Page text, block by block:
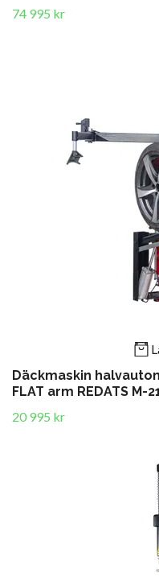
74 995 kr
Däckmaskin
FLAT arm REDATS M-
20 995 kr